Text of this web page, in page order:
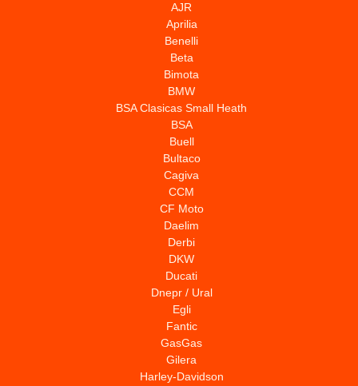
AJR
Aprilia
Benelli
Beta
Bimota
BMW
BSA Clasicas Small Heath
BSA
Buell
Bultaco
Cagiva
CCM
CF Moto
Daelim
Derbi
DKW
Ducati
Dnepr / Ural
Egli
Fantic
GasGas
Gilera
Harley-Davidson